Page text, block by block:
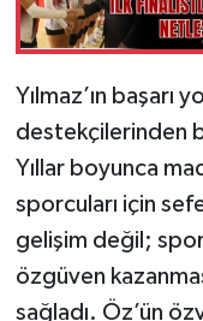
Yılmaz’ın başarı
destekçilerinden
Yıllar boyunca
sporcuları için
gelişim değil;
özgüven
sağladı. Öz’ün